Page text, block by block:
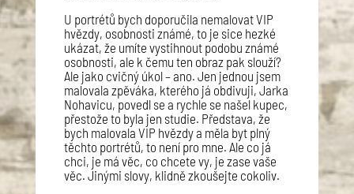
U portrétů bych doporučila nemalovat VIP
hvězdy, osobnosti známé, to je sice hezké
ukázat, že umíte vystihnout podobu známé
osobnosti, ale k čemu ten obraz pak slouží?
Ale jako cvičný úkol – ano. Jen jednou jsem
malovala zpěváka, kterého já obdivuji, Jarka
Nohavicu, povedl se a rychle se našel kupec,
přestože to byla jen studie. Představa, že
bych malovala VIP hvězdy a měla byt plný
těchto portrétů, to není pro mne. Ale co já
chci, je má věc, co chcete vy, je zase vaše
věc. Jinými slovy, klidně zkoušejte cokoliv.